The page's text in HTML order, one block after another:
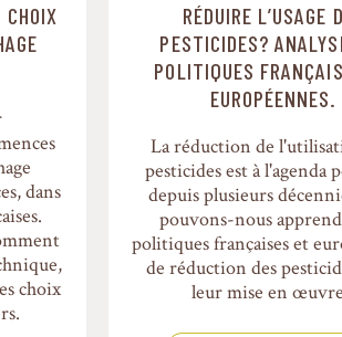
CHOIX
dans
choix
Trajectoires de
RÉDUIRE L’USAGE
PESTICIDES?
POLITIQUES
EUROPÉENNES.
La réduction de
pesticides est à l'agenda
depuis plusieurs
pouvons-nous
politiques françaises et
de réduction des
leur mise en